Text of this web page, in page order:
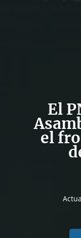
El
el